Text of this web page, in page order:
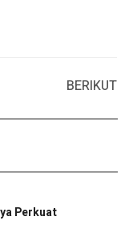
BERIKUT
Perkuat